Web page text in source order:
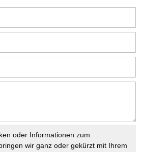
oder Informationen zum
wir ganz oder gekürzt mit Ihrem